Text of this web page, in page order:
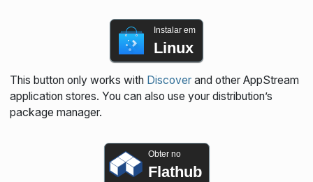
Instalar em
Linux
This button only works with Discoverand other AppStream
application stores. You can also use your distribution’s
package manager.
Obter no
Flathub